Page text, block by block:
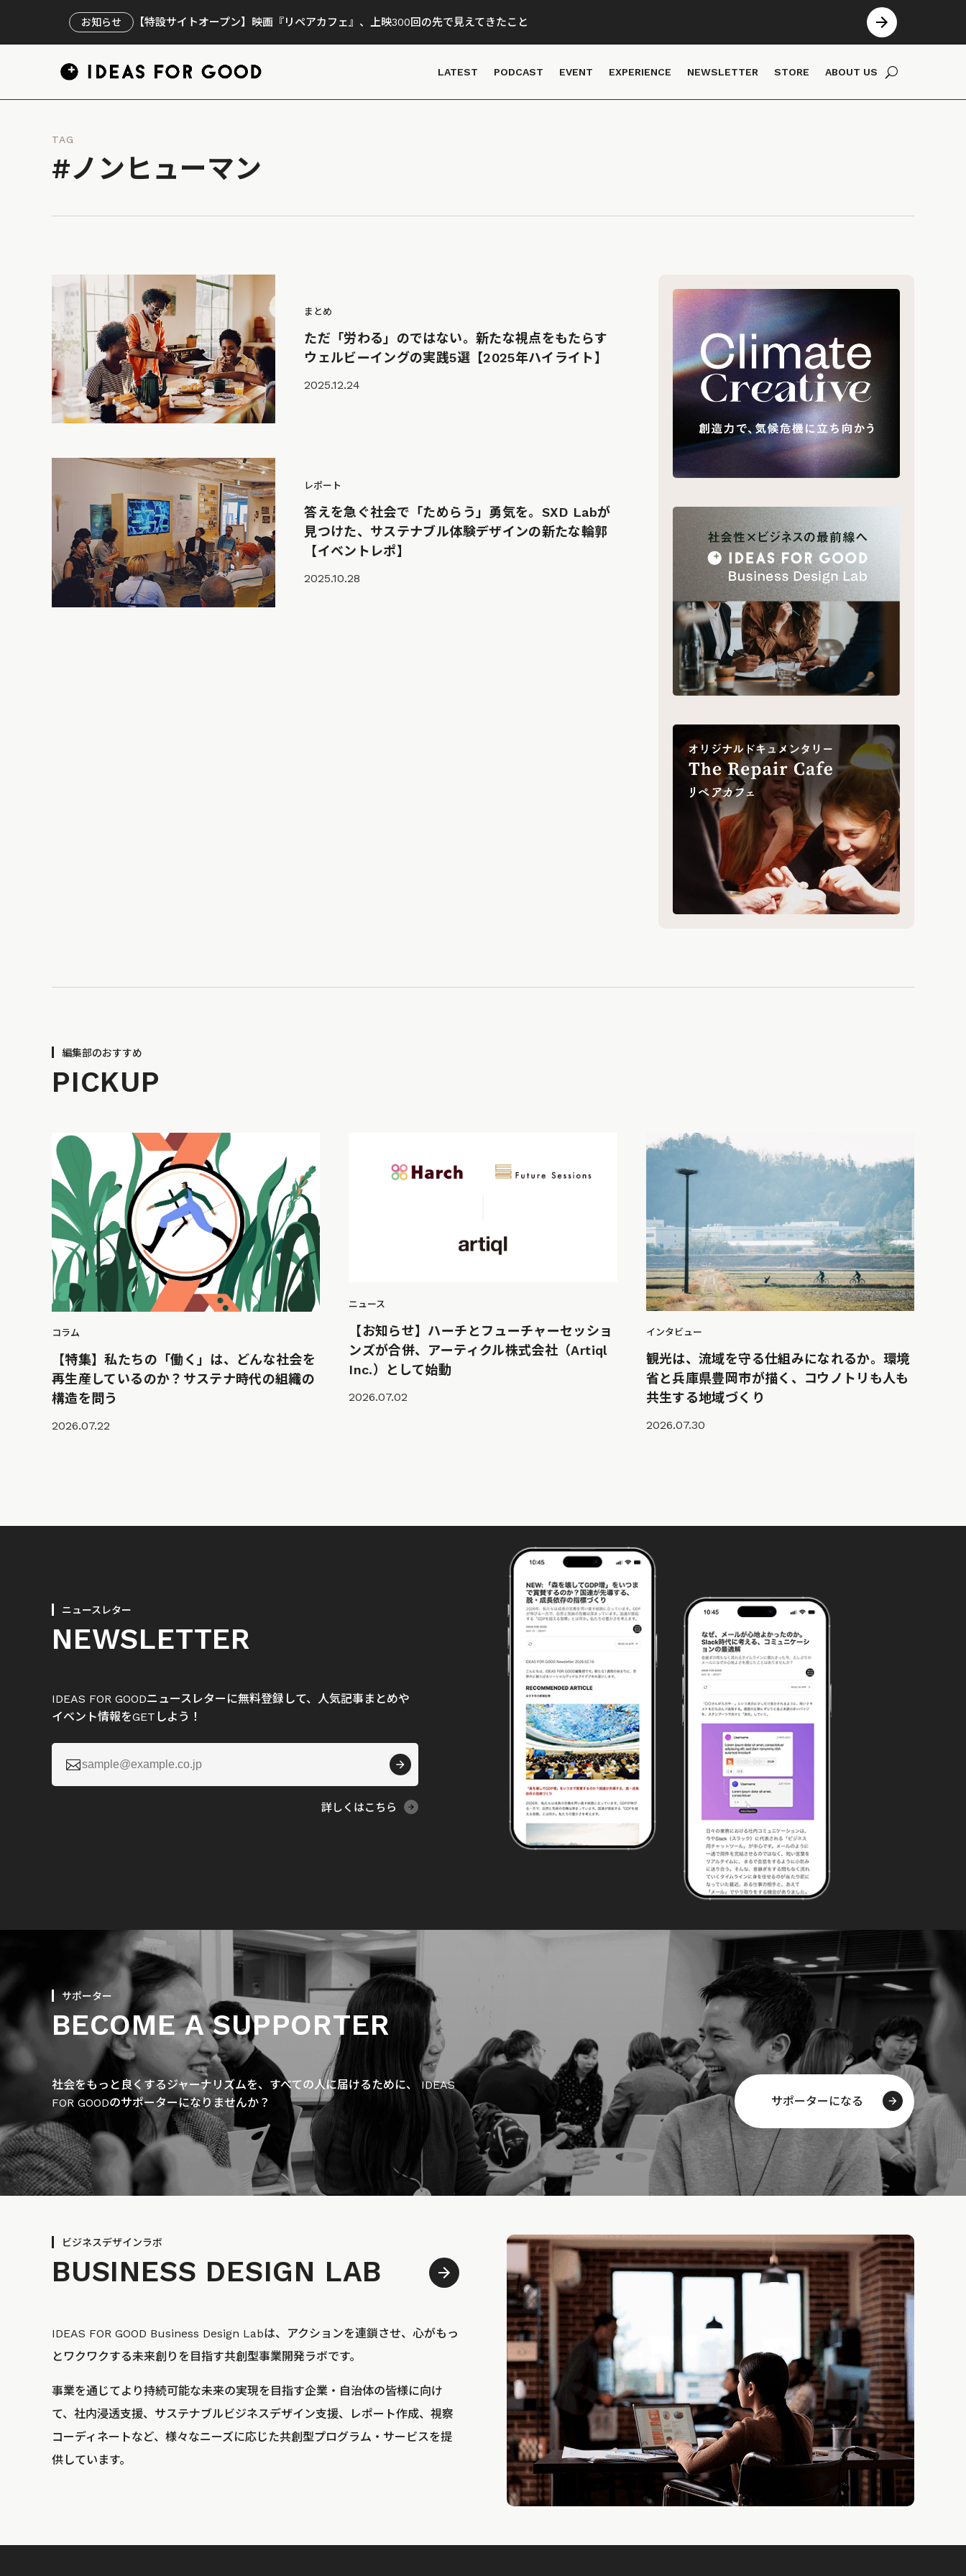
お知らせ 【特設サイトオープン】映画『リペアカフェ』、上映300回の先で見えてきたこと
LATEST PODCAST EVENT EXPERIENCE NEWSLETTER STORE ABOUT US
TAG
#ノンヒューマン
まとめ
ただ「労わる」のではない。新たな視点をもたらす
ウェルビーイングの実践5選【2025年ハイライト】
2025.12.24
レポート
答えを急ぐ社会で「ためらう」勇気を。SXD Labが
見つけた、サステナブル体験デザインの新たな輪郭
【イベントレポ】
2025.10.28
編集部のおすすめ
PICKUP
コラム
【特集】私たちの「働く」は、どんな社会を
再生産しているのか？サステナ時代の組織の
構造を問う
2026.07.22
ニュース
【お知らせ】ハーチとフューチャーセッショ
ンズが合併、アーティクル株式会社（Artiql
Inc.）として始動
2026.07.02
インタビュー
観光は、流域を守る仕組みになれるか。環境
省と兵庫県豊岡市が描く、コウノトリも人も
共生する地域づくり
2026.07.30
ニュースレター
NEWSLETTER
IDEAS FOR GOODニュースレターに無料登録して、人気記事まとめや
イベント情報をGETしよう！

詳しくはこちら
サポーター
BECOME A SUPPORTER
社会をもっと良くするジャーナリズムを、すべての人に届けるために、 IDEAS
FOR GOODのサポーターになりませんか？
サポーターになる
ビジネスデザインラボ
BUSINESS DESIGN LAB
IDEAS FOR GOOD Business Design Labは、アクションを連鎖させ、心がもっ
とワクワクする未来創りを目指す共創型事業開発ラボです。
事業を通じてより持続可能な未来の実現を目指す企業・自治体の皆様に向け
て、社内浸透支援、サステナブルビジネスデザイン支援、レポート作成、視察
コーディネートなど、様々なニーズに応じた共創型プログラム・サービスを提
供しています。